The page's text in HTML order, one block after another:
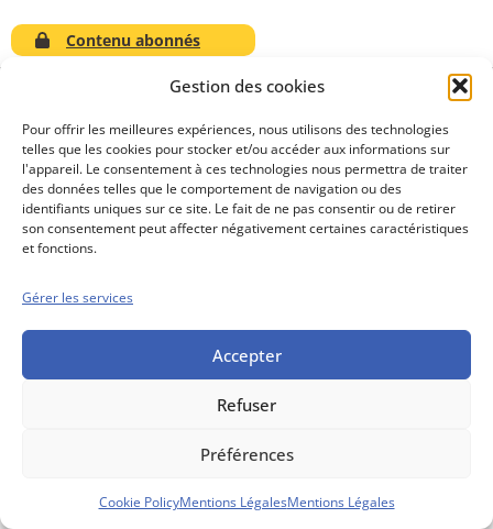
Gestion des cookies
Pour offrir les meilleures expériences, nous utilisons des technologies
telles que les cookies pour stocker et/ou accéder aux informations sur
l'appareil. Le consentement à ces technologies nous permettra de traiter
des données telles que le comportement de navigation ou des
identifiants uniques sur ce site. Le fait de ne pas consentir ou de retirer
son consentement peut affecter négativement certaines caractéristiques
et fonctions.
Gérer les services
Accepter
Refuser
Préférences
Cookie PolicyMentions LégalesMentions Légales
Contenu abonnés
Conseils boursiers depuis 1952
Propos Utiles est
une publication
des Editions
Marigny